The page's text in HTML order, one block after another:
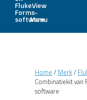
Menu
Home / Merk/
Combinatiekit van
software